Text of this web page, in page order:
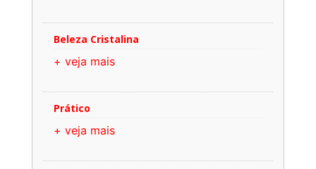
Beleza Cristalina
+ veja mais
Prático
+ veja mais